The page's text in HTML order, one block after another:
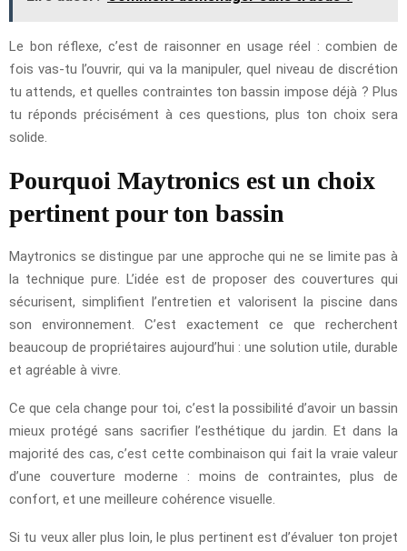
Le bon réflexe, c’est de raisonner en usage réel : combien de
fois vas-tu l’ouvrir, qui va la manipuler, quel niveau de discrétion
tu attends, et quelles contraintes ton bassin impose déjà ? Plus
tu réponds précisément à ces questions, plus ton choix sera
solide.
Pourquoi Maytronics est un choix
pertinent pour ton bassin
Maytronics se distingue par une approche qui ne se limite pas à
la technique pure. L’idée est de proposer des couvertures qui
sécurisent, simplifient l’entretien et valorisent la piscine dans
son environnement. C’est exactement ce que recherchent
beaucoup de propriétaires aujourd’hui : une solution utile, durable
et agréable à vivre.
Ce que cela change pour toi, c’est la possibilité d’avoir un bassin
mieux protégé sans sacrifier l’esthétique du jardin. Et dans la
majorité des cas, c’est cette combinaison qui fait la vraie valeur
d’une couverture moderne : moins de contraintes, plus de
confort, et une meilleure cohérence visuelle.
Si tu veux aller plus loin, le plus pertinent est d’évaluer ton projet